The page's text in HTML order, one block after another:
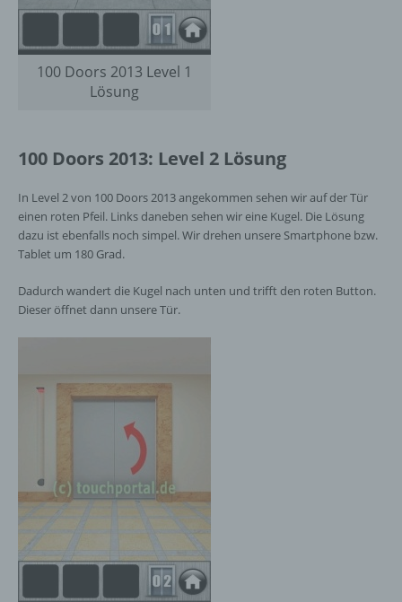
100 Doors 2013 Level 1
Lösung
100 Doors 2013: Level 2 Lösung
In Level 2 von 100 Doors 2013 angekommen sehen wir auf der Tür
einen roten Pfeil. Links daneben sehen wir eine Kugel. Die Lösung
dazu ist ebenfalls noch simpel. Wir drehen unsere Smartphone bzw.
Tablet um 180 Grad.
Dadurch wandert die Kugel nach unten und trifft den roten Button.
Dieser öffnet dann unsere Tür.